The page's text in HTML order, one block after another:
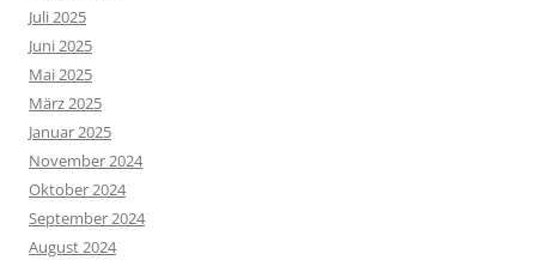
Juli 2025
Juni 2025
Mai 2025
März 2025
Januar 2025
November 2024
Oktober 2024
September 2024
August 2024